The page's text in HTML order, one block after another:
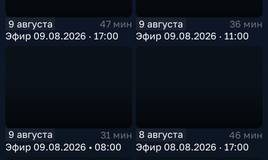
9 августа
47 мин
Эфир 09.08.2026 · 17:00
9 августа
36 мин
Эфир 09.08.2026 · 11:00
9 августа
31 мин
Эфир 09.08.2026 • 08:00
8 августа
46 мин
Эфир 08.08.2026 · 17:00